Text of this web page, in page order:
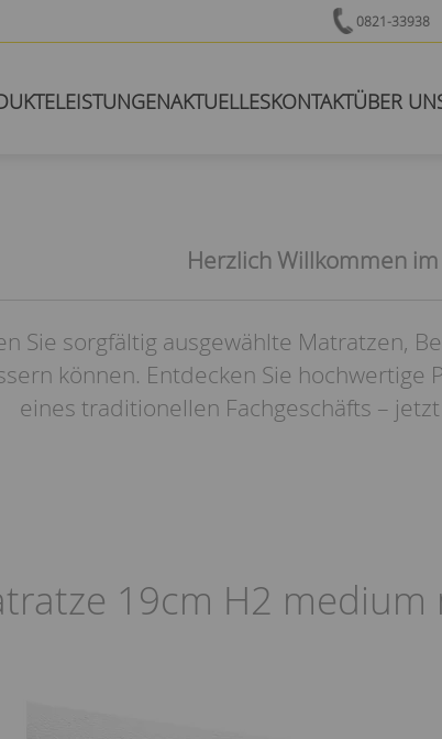
0821-33938
LEISTUNGENAKTUELLESKONTAKTÜBER
Herzlich Willkommen
Sie sorgfältig ausgewählte Matratzen,
können. Entdecken Sie
eines traditionellen Fachgeschäfts –
19cm H2 medium